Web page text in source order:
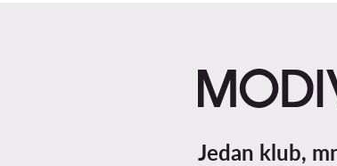
Jedan klub,